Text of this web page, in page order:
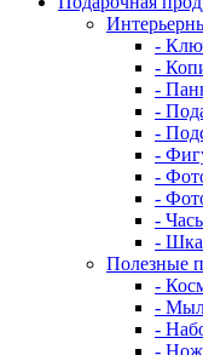
-
-
-
-
-
-
-
-
-
-
Полезные
-
-
-
-